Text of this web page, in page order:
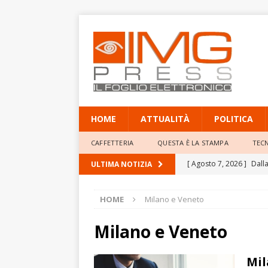
HOME ATTUALITÀ POLITICA
CAFFETTERIA QUESTA È LA STAMPA
ULTIMA NOTIZIA [ Agosto 7, 2026 ]
[ Agosto 7, 2026 ]
ISTANTANEA
Milan puntano al
HOME Milano e Veneto
Milano e Veneto